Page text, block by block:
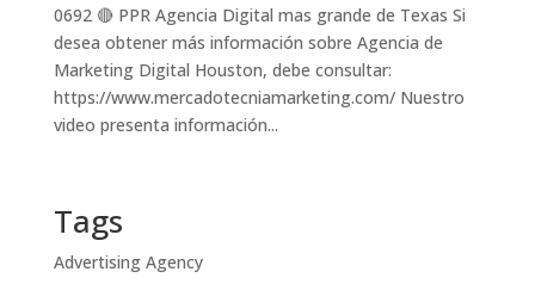
0692 🔴 PPR Agencia Digital mas grande de Texas Si
desea obtener más información sobre Agencia de
Marketing Digital Houston, debe consultar:
https://www.mercadotecniamarketing.com/ Nuestro
video presenta información...
Tags
Advertising Agency